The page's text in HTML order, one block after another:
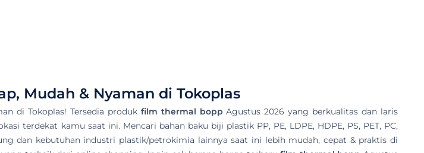
Mudah & Nyaman di Tokoplas
di Tokoplas! Tersedia produk film thermal bopp Agustus 2026 yang berkualitas dan laris
terdekat kamu saat ini. Mencari bahan baku biji plastik PP, PE, LDPE, HDPE, PS, PET, PC,
dan kebutuhan industri plastik/petrokimia lainnya saat ini lebih mudah, cepat & praktis di